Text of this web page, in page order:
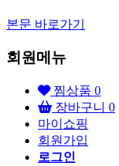
본문 바로가기
회원메뉴
찜상품 0
장바구니 0
마이쇼핑
회원가입
로그인